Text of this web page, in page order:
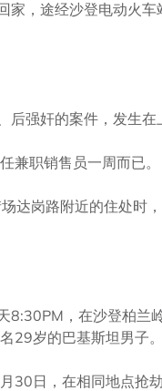
家，途经沙登电动火
强奸的案件，发生
兼职销售员一周而已。
达岗路附近的住处时
8:30PM，在沙登柏兰
29岁的巴基斯坦男子。
30日，在相同地点抢